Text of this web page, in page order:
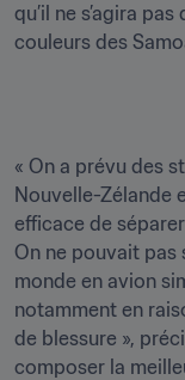
qu’il ne s’agira
couleurs des
« On a prévu des
Nouvelle-Zélande
efficace de
On ne pouvait pas
monde en avion
notamment en
de blessure »,
composer la